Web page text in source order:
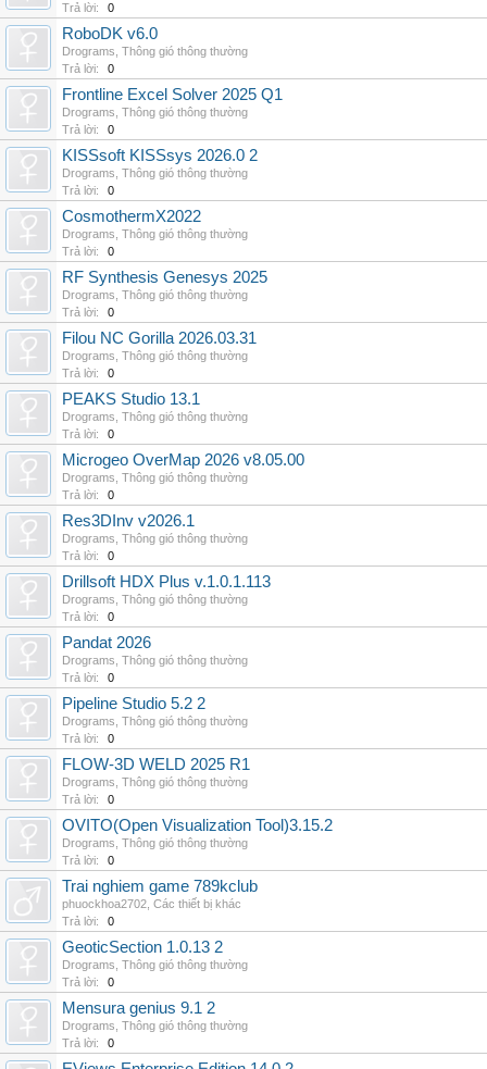
Trả lời:
0
RoboDK v6.0
Drograms Thông gió thông thường
Trả lời:
0
Frontline Excel Solver 2025 Q1
Drograms Thông gió thông thường
Trả lời:
0
KISSsoft KISSsys 2026.0 2
Drograms Thông gió thông thường
Trả lời:
0
CosmothermX2022
Drograms Thông gió thông thường
Trả lời:
0
RF Synthesis Genesys 2025
Drograms Thông gió thông thường
Trả lời:
0
Filou NC Gorilla 2026.03.31
Drograms Thông gió thông thường
Trả lời:
0
PEAKS Studio 13.1
Drograms Thông gió thông thường
Trả lời:
0
Microgeo OverMap 2026 v8.05.00
Drograms Thông gió thông thường
Trả lời:
0
Res3DInv v2026.1
Drograms Thông gió thông thường
Trả lời:
0
Drillsoft HDX Plus v.1.0.1.113
Drograms Thông gió thông thường
Trả lời:
0
Pandat 2026
Drograms Thông gió thông thường
Trả lời:
0
Pipeline Studio 5.2 2
Drograms Thông gió thông thường
Trả lời:
0
FLOW-3D WELD 2025 R1
Drograms Thông gió thông thường
Trả lời:
0
OVITO(Open Visualization Tool)3.15.2
Drograms Thông gió thông thường
Trả lời:
0
Trai nghiem game 789kclub
phuockhoa2702 Các thiết bị khác
Trả lời:
0
GeoticSection 1.0.13 2
Drograms Thông gió thông thường
Trả lời:
0
Mensura genius 9.1 2
Drograms Thông gió thông thường
Trả lời:
0